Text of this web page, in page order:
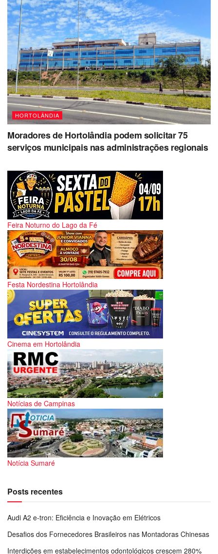
HORTOLÂNDIA
Moradores de Hortolândia podem solicitar 75
serviços municipais nas administrações regionais
Feira Noturno do Lago da Fé
Festa Nordestina Hortolândia
Cinema em Hortolândia
Notícias de Campinas
Notícia Sumaré
Posts recentes
Audi A2 e-tron: Eficiência e Inovação em Elétricos
Desafios dos Fornecedores Brasileiros nas Montadoras Chinesas
Interdições em estabelecimentos odontológicos crescem 280%